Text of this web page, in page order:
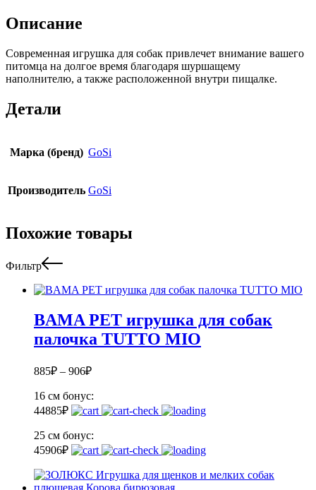
Описание
Современная игрушка для собак привлечет внимание вашего
питомца на долгое время благодаря шуршащему
наполнителю, а также расположенной внутри пищалке.
Детали
Марка (бренд) GoSi
Производитель GoSi
Похожие товары
Фильтр
BAMA PET игрушка для собак
палочка TUTTO MIO
885₽ – 906₽
16 см бонус:
44885₽
25 см бонус:
45906₽